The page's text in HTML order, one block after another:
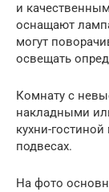
и
оснащают
могут
освещать
Комнату с
накладными
кухни-
подвесах.
На фото